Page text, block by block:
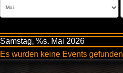
Samstag, %s. Mai 2026
Es wurden keine Events gefunden